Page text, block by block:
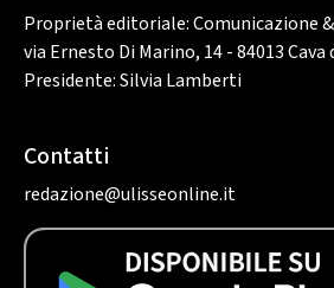
Proprietà editoriale: Comunicazione
via Ernesto Di Marino, 14 - 84013 Cava
Presidente: Silvia Lamberti
Contatti
redazione@ulisseonline.it